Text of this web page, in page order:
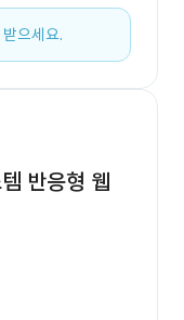
으세요.
반응형 웹